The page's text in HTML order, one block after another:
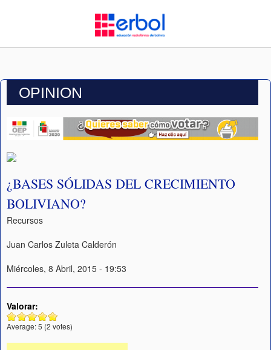
OPINION
¿BASES SÓLIDAS DEL CRECIMIENTO
BOLIVIANO?
Recursos
Juan Carlos Zuleta Calderón
Miércoles, 8 Abril, 2015 - 19:53
Valorar:
Average:5 (2 votes)